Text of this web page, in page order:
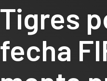
Tigres
fecha